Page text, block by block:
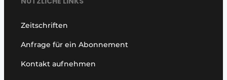
Zeitschriften
Anfrage für ein Abonnement
Kontakt aufnehmen